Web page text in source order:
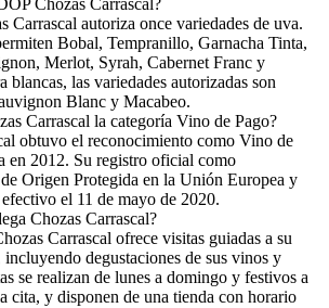
Chozas Carrascal?
Carrascal autoriza once variedades de uva.
Bobal, Tempranillo, Garnacha Tinta,
Merlot, Syrah, Cabernet Franc y
blancas, las variedades autorizadas son
Blanc y Macabeo.
Carrascal la categoría Vino de Pago?
obtuvo el reconocimiento como Vino de
en 2012. Su registro oficial como
Origen Protegida en la Unión Europea y
el 11 de mayo de 2020.
Chozas Carrascal?
Carrascal ofrece visitas guiadas a su
degustaciones de sus vinos y
se realizan de lunes a domingo y festivos a
cita, y disponen de una tienda con horario